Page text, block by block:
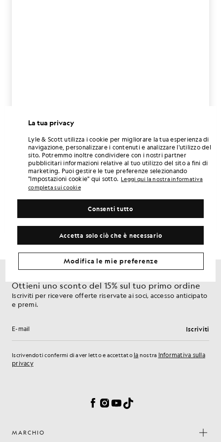
Ottieni uno sconto del 15% sul tuo primo ordine
Iscriviti per ricevere offerte riservate ai soci, accesso anticipato
e premi.
Indirizzo e-mail Iscriviti
Iscrivendoti confermi di aver letto e accettato la nostra Informativa sulla
privacy
Facebook
Instagram
YouTube
TikTok
MARCHIO
La tua privacy
Lyle & Scott utilizza i cookie per migliorare la tua esperienza di
navigazione, personalizzare i contenuti e analizzare l'utilizzo del
sito. Potremmo inoltre condividere con i nostri partner
pubblicitari informazioni relative al tuo utilizzo del sito a fini di
marketing. Puoi gestire le tue preferenze selezionando
"Impostazioni cookie" qui sotto. Leggi qui la nostra informativa
completa sui cookie
Accetta solo ciò che è necessario
Consenti tutto
Modifica le mie preferenze